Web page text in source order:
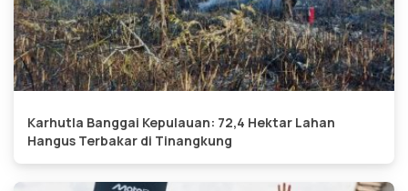
Karhutla Banggai Kepulauan: 72,4 Hektar Lahan
Hangus Terbakar di Tinangkung